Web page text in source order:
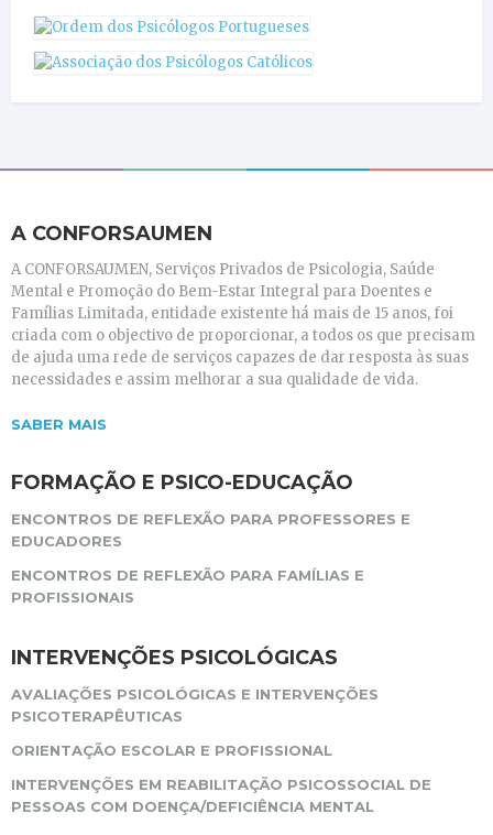
A CONFORSAUMEN
A CONFORSAUMEN, Serviços Privados de Psicologia, Saúde
Mental e Promoção do Bem-Estar Integral para Doentes e
Famílias Limitada, entidade existente há mais de 15 anos, foi
criada com o objectivo de proporcionar, a todos os que precisam
de ajuda uma rede de serviços capazes de dar resposta às suas
necessidades e assim melhorar a sua qualidade de vida.
SABER MAIS
FORMAÇÃO E PSICO-EDUCAÇÃO
ENCONTROS DE REFLEXÃO PARA PROFESSORES E
EDUCADORES
ENCONTROS DE REFLEXÃO PARA FAMÍLIAS E
PROFISSIONAIS
INTERVENÇÕES PSICOLÓGICAS
AVALIAÇÕES PSICOLÓGICAS E INTERVENÇÕES
PSICOTERAPÊUTICAS
ORIENTAÇÃO ESCOLAR E PROFISSIONAL
INTERVENÇÕES EM REABILITAÇÃO PSICOSSOCIAL DE
PESSOAS COM DOENÇA/DEFICIÊNCIA MENTAL